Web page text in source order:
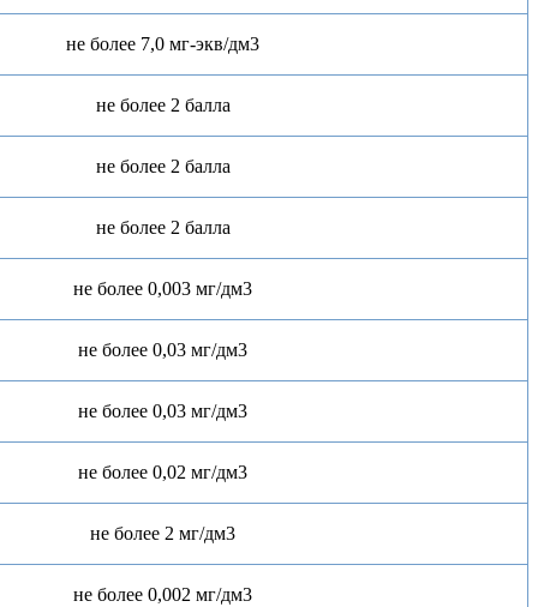
не более 7,0 мг-экв/дм3
не более 2 балла
не более 2 балла
не более 2 балла
не более 0,003 мг/дм3
не более 0,03 мг/дм3
не более 0,03 мг/дм3
не более 0,02 мг/дм3
не более 2 мг/дм3
не более 0,002 мг/дм3